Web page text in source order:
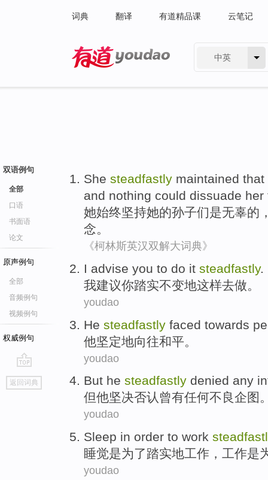
词典 翻译 有道精品课 云笔记
中英
双语例句
全部
口语
书面语
论文
原声例句
全部
音频例句
视频例句
权威例句
go
top
返回词典
She steadfastly maintained that
and nothing could dissuade her
她始终坚持她的孙子们是无辜的
念。
《柯林斯英汉双解大词典》
I advise you to do it steadfastly.
我建议你踏实不变地这样去做。
youdao
He steadfastly faced towards
他坚定地向往和平。
youdao
But he steadfastly denied any
但他坚决否认曾有任何不良企图
youdao
Sleep in order to work
睡觉是为了踏实地工作 ，工作是
youdao